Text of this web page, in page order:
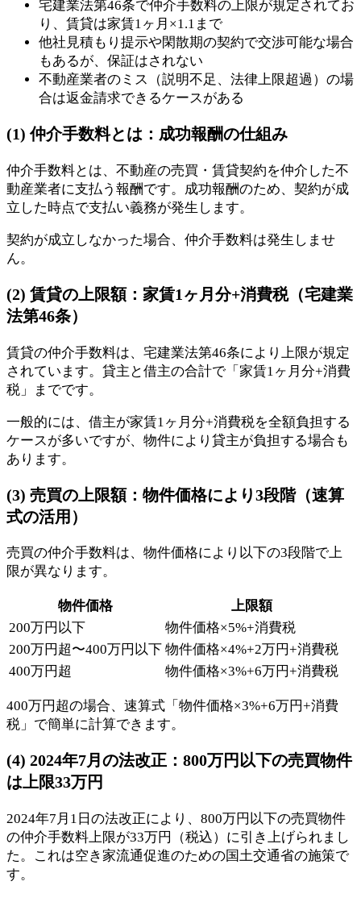
宅建業法第46条で仲介手数料の上限が規定されてお
り、賃貸は家賃1ヶ月×1.1まで
他社見積もり提示や閑散期の契約で交渉可能な場合
もあるが、保証はされない
不動産業者のミス（説明不足、法律上限超過）の場
合は返金請求できるケースがある
(1) 仲介手数料とは：成功報酬の仕組み
仲介手数料とは、不動産の売買・賃貸契約を仲介した不
動産業者に支払う報酬です。成功報酬のため、契約が成
立した時点で支払い義務が発生します。
契約が成立しなかった場合、仲介手数料は発生しませ
ん。
(2) 賃貸の上限額：家賃1ヶ月分+消費税（宅建業
法第46条）
賃貸の仲介手数料は、宅建業法第46条により上限が規定
されています。貸主と借主の合計で「家賃1ヶ月分+消費
税」までです。
一般的には、借主が家賃1ヶ月分+消費税を全額負担する
ケースが多いですが、物件により貸主が負担する場合も
あります。
(3) 売買の上限額：物件価格により3段階（速算
式の活用）
売買の仲介手数料は、物件価格により以下の3段階で上
限が異なります。
物件価格
上限額
200万円以下
物件価格×5%+消費税
200万円超〜400万円以下 物件価格×4%+2万円+消費税
400万円超
物件価格×3%+6万円+消費税
400万円超の場合、速算式「物件価格×3%+6万円+消費
税」で簡単に計算できます。
(4) 2024年7月の法改正：800万円以下の売買物件
は上限33万円
2024年7月1日の法改正により、800万円以下の売買物件
の仲介手数料上限が33万円（税込）に引き上げられまし
た。これは空き家流通促進のための国土交通省の施策で
す。